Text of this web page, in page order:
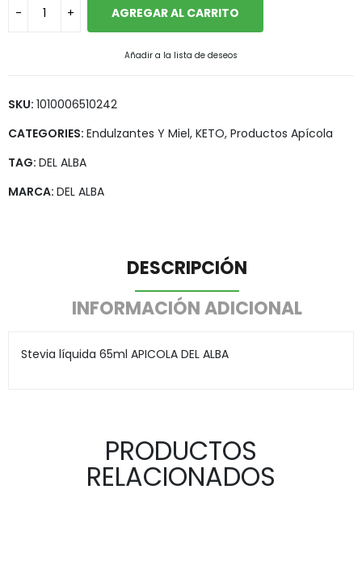
AGREGAR AL CARRITO
Añadir a la lista de deseos
SKU: 1010006510242
CATEGORIES: Endulzantes Y Miel, KETO, Productos Apícola
TAG: DEL ALBA
MARCA: DEL ALBA
DESCRIPCIÓN
INFORMACIÓN ADICIONAL
Stevia líquida 65ml APICOLA DEL ALBA
PRODUCTOS
RELACIONADOS